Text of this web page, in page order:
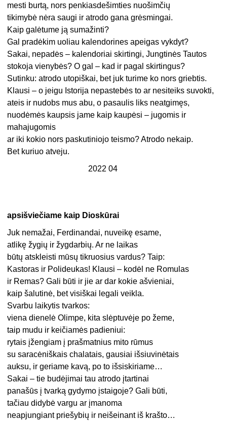
mesti burtą, nors penkiasdešimties nuošimčių
tikimybė nėra saugi ir atrodo gana grėsmingai.
Kaip galėtume ją sumažinti?
Gal pradėkim uoliau kalendorines apeigas vykdyt?
Sakai, nepadės – kalendoriai skirtingi, Jungtinės Tautos
stokoja vienybės? O gal – kad ir pagal skirtingus?
Sutinku: atrodo utopiškai, bet juk turime ko nors griebtis.
Klausi – o jeigu Istorija nepastebės to ar nesiteiks suvokti,
ateis ir nudobs mus abu, o pasaulis liks neatgimęs,
nuodėmės kaupsis jame kaip kaupėsi – jugomis ir
mahajugomis
ar iki kokio nors paskutiniojo teismo? Atrodo nekaip.
Bet kuriuo atveju.
2022 04
apsišviečiame kaip Dioskūrai
Juk nemažai, Ferdinandai, nuveikę esame,
atlikę žygių ir žygdarbių. Ar ne laikas
būtų atskleisti mūsų tikruosius vardus? Taip:
Kastoras ir Polideukas! Klausi – kodėl ne Romulas
ir Remas? Gali būti ir jie ar dar kokie ašvieniai,
kaip šalutinė, bet visiškai legali veikla.
Svarbu laikytis tvarkos:
viena dienelė Olimpe, kita slėptuvėje po žeme,
taip mudu ir keičiamės padieniui:
rytais įžengiam į prašmatnius mito rūmus
su saracėniškais chalatais, gausiai išsiuvinėtais
auksu, ir geriame kavą, po to išsiskiriame…
Sakai – tie budėjimai tau atrodo įtartinai
panašūs į tvarką gydymo įstaigoje? Gali būti,
tačiau didybė vargu ar įmanoma
neapjungiant priešybių ir neišeinant iš krašto…